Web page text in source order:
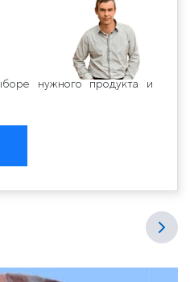
нужного продукта и